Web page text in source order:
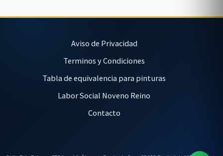
Aviso de Privacidad
Terminos y Condiciones
Tabla de equivalencia para pinturas
Labor Social Noveno Reino
Contacto